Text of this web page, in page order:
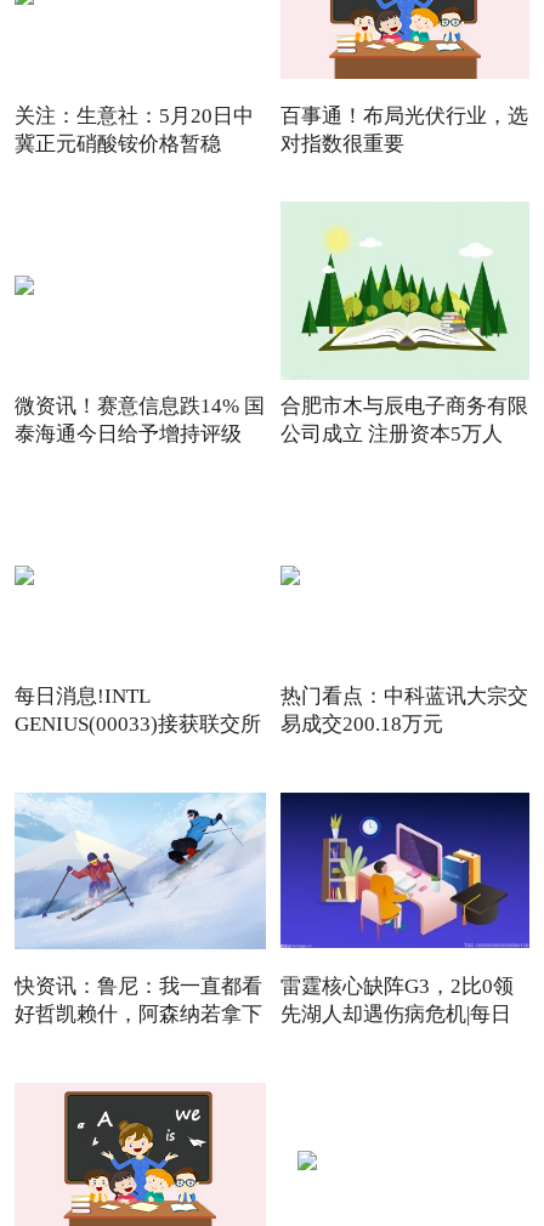
关注：生意社：5月20日中
冀正元硝酸铵价格暂稳
百事通！布局光伏行业，选
对指数很重要
微资讯！赛意信息跌14% 国
泰海通今日给予增持评级
合肥市木与辰电子商务有限
公司成立 注册资本5万人
每日消息!INTL
GENIUS(00033)接获联交所
热门看点：中科蓝讯大宗交
易成交200.18万元
快资讯：鲁尼：我一直都看
好哲凯赖什，阿森纳若拿下
雷霆核心缺阵G3，2比0领
先湖人却遇伤病危机|每日